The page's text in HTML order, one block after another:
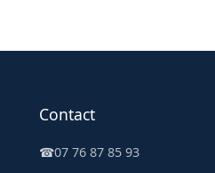
Contact
☎07 76 87 85 93